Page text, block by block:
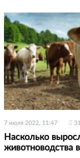
7 июля 2022, 11:47
Насколько
животноводства